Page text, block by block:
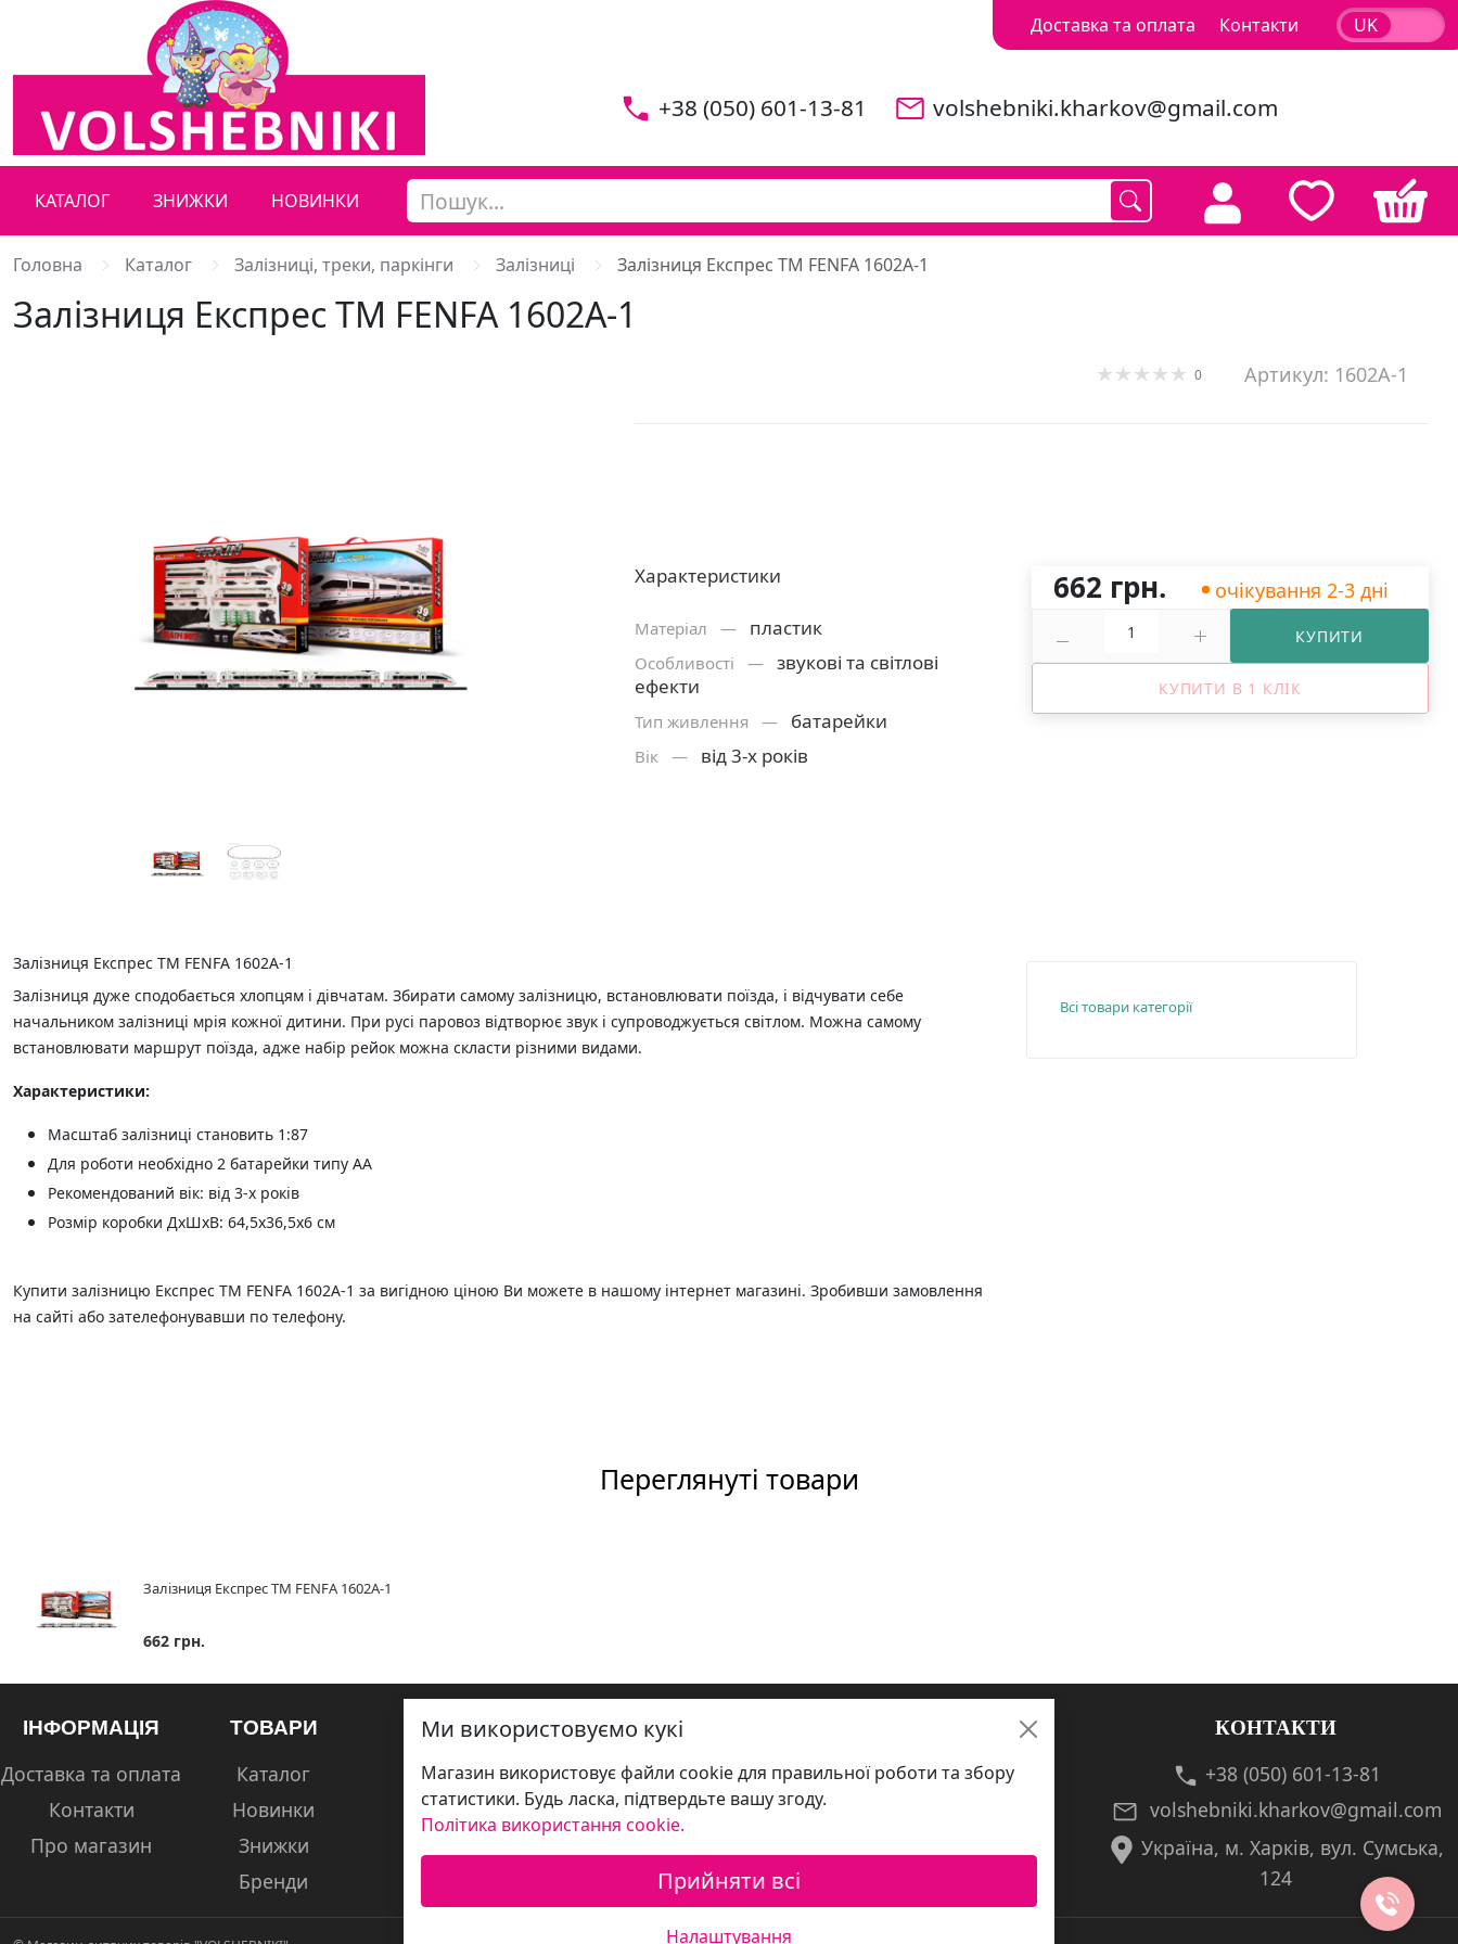
Доставка та оплата Контакти UK
+38 (050) 601-13-81 volshebniki.kharkov@gmail.com
КАТАЛОГ ЗНИЖКИ НОВИНКИ
Головна Каталог Залізниці, треки, паркінги Залізниці Залізниця Експрес ТМ FENFA 1602А-1
Залізниця Експрес ТМ FENFA 1602А-1
0 Артикул: 1602А-1
Характеристики
Матерiал — пластик
Особливості —звукові та світлові
ефекти
Тип живлення — батарейки
Вік — від 3-х років
662 грн. очікування 2-3 дні
КУПИТИ
КУПИТИ В 1 КЛІК
Залізниця Експрес ТМ FENFA 1602А-1
Залізниця дуже сподобається хлопцям і дівчатам. Збирати самому залізницю, встановлювати поїзда, і відчувати себе
начальником залізниці мрія кожної дитини. При русі паровоз відтворює звук і супроводжується світлом. Можна самому
встановлювати маршрут поїзда, адже набір рейок можна скласти різними видами.
Характеристики:
Масштаб залізниці становить 1:87
Для роботи необхідно 2 батарейки типу АА
Рекомендований вік: від 3-х років
Розмір коробки ДхШхВ: 64,5х36,5х6 см
Купити залізницю Експрес ТМ FENFA 1602A-1 за вигідною ціною Ви можете в нашому інтернет магазині. Зробивши замовлення
на сайті або зателефонувавши по телефону.
Всі товари категорії
Переглянуті товари
Залізниця Експрес ТМ FENFA 1602А-1
662 грн.
ІНФОРМАЦІЯ
Доставка та оплата
Контакти
Про магазин
ТОВАРИ
Каталог
Новинки
Знижки
Бренди
КОНТАКТИ
+38 (050) 601-13-81
volshebniki.kharkov@gmail.com
Україна, м. Харків, вул. Сумська,
124
Ми використовуємо кукі
Магазин використовує файли cookie для правильної роботи та збору
статистики. Будь ласка, підтвердьте вашу згоду.
Політика використання cookie.
Прийняти всі
Налаштування